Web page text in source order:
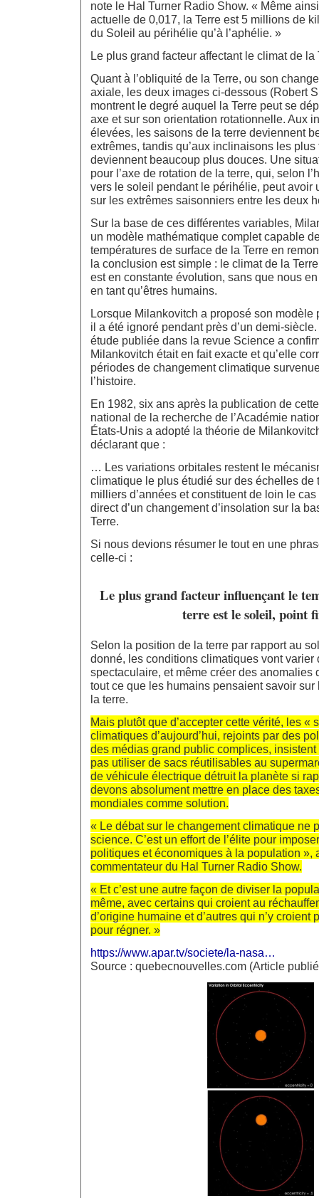
note le Hal Turner Radio Show. « Même
actuelle de 0,017, la Terre est 5 millions de
du Soleil au périhélie qu’à l’aphélie. »
Le plus grand facteur affectant le climat de la
Quant à l’obliquité de la Terre, ou son
axiale, les deux images ci-dessous (Robert
montrent le degré auquel la Terre peut se
axe et sur son orientation rotationnelle. Aux
élevées, les saisons de la terre deviennent
extrêmes, tandis qu’aux inclinaisons les
deviennent beaucoup plus douces. Une
pour l’axe de rotation de la terre, qui, selon
vers le soleil pendant le périhélie, peut avoir
sur les extrêmes saisonniers entre les deux
Sur la base de ces différentes variables,
un modèle mathématique complet capable
températures de surface de la Terre en
la conclusion est simple : le climat de la
est en constante évolution, sans que nous
en tant qu’êtres humains.
Lorsque Milankovitch a proposé son modèle
il a été ignoré pendant près d’un demi-
étude publiée dans la revue Science a
Milankovitch était en fait exacte et qu’elle
périodes de changement climatique
l’histoire.
En 1982, six ans après la publication de
national de la recherche de l’Académie
États-Unis a adopté la théorie de
déclarant que :
… Les variations orbitales restent le
climatique le plus étudié sur des échelles de
milliers d’années et constituent de loin le
direct d’un changement d’insolation sur la
Terre.
Si nous devions résumer le tout en une
celle-ci :
Le plus grand facteur influençant le
terre est le soleil, point
Selon la position de la terre par rapport au
donné, les conditions climatiques vont varier
spectaculaire, et même créer des anomalies
tout ce que les humains pensaient savoir
la terre.
Mais plutôt que d’accepter cette vérité, les «
climatiques d’aujourd’hui, rejoints par des
des médias grand public complices,
pas utiliser de sacs réutilisables au
de véhicule électrique détruit la planète si
devons absolument mettre en place des
mondiales comme solution.
« Le débat sur le changement climatique ne
science. C’est un effort de l’élite pour
politiques et économiques à la population »,
commentateur du Hal Turner Radio Show.
« Et c’est une autre façon de diviser la
même, avec certains qui croient au
d’origine humaine et d’autres qui n’y croient
pour régner. »
https://www.apar.tv/societe/la-nasa…
Source : quebecnouvelles.com (Article